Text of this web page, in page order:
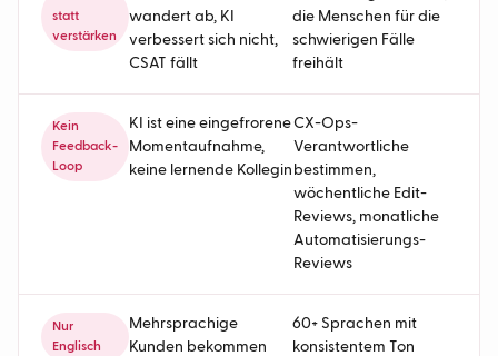
statt
verstärken
wandert ab, KI
verbessert sich nicht,
CSAT fällt
die Menschen für die
schwierigen Fälle
freihält
Kein
Feedback-
Loop
KI ist eine eingefrorene
Momentaufnahme,
keine lernende Kollegin
CX-Ops-
Verantwortliche
bestimmen,
wöchentliche Edit-
Reviews, monatliche
Automatisierungs-
Reviews
Nur
Englisch
Mehrsprachige
Kunden bekommen
60+ Sprachen mit
konsistentem Ton